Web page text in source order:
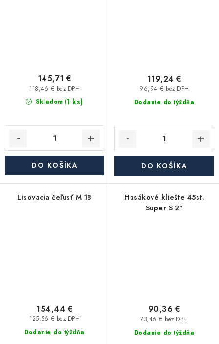
Skladom (1 ks)
118,46 € bez DPH
145,71 €
DO KOŠÍKA
Dodanie do týždňa
96,94 € bez DPH
119,24 €
DO KOŠÍKA
Lisovacia čeľusť M 18
Dodanie do týždňa
125,56 € bez DPH
154,44 €
Hasákové kliešte 45st.
Super S 2"
Dodanie do týždňa
73,46 € bez DPH
90,36 €